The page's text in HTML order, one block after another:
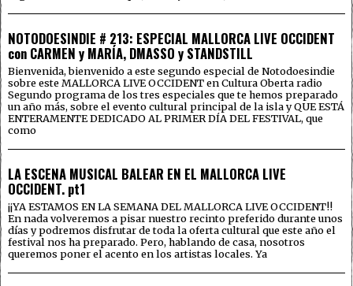
NOTODOESINDIE # 213: ESPECIAL MALLORCA LIVE OCCIDENT
con CARMEN y MARÍA, DMASSO y STANDSTILL
Bienvenida, bienvenido a este segundo especial de Notodoesindie
sobre este MALLORCA LIVE OCCIDENT en Cultura Oberta radio
Segundo programa de los tres especiales que te hemos preparado
un año más, sobre el evento cultural principal de la isla y QUE ESTÁ
ENTERAMENTE DEDICADO AL PRIMER DÍA DEL FESTIVAL, que
como
LA ESCENA MUSICAL BALEAR EN EL MALLORCA LIVE
OCCIDENT. pt1
¡¡YA ESTAMOS EN LA SEMANA DEL MALLORCA LIVE OCCIDENT!!
En nada volveremos a pisar nuestro recinto preferido durante unos
días y podremos disfrutar de toda la oferta cultural que este año el
festival nos ha preparado. Pero, hablando de casa, nosotros
queremos poner el acento en los artistas locales. Ya